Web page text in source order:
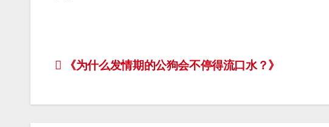
文《为什么发情期的公狗会不停得流口水？》